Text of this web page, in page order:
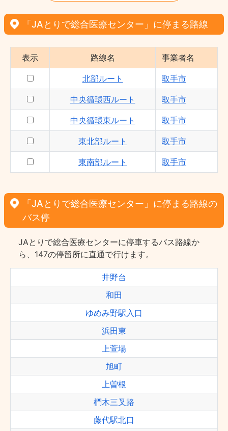
「JAとりで総合医療センター」に停まる路線
表示 路線名 事業者名
北部ルート 取手市
中央循環西ルート 取手市
中央循環東ルート 取手市
東北部ルート 取手市
東南部ルート 取手市
「JAとりで総合医療センター」に停まる路線の
バス停
JAとりで総合医療センターに停車するバス路線か
ら、147の停留所に直通で行けます。
井野台
和田
ゆめみ野駅入口
浜田東
上萱場
旭町
上曽根
椚木三叉路
藤代駅北口